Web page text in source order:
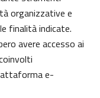
organizzative e
finalità indicate.
avere accesso ai
e-